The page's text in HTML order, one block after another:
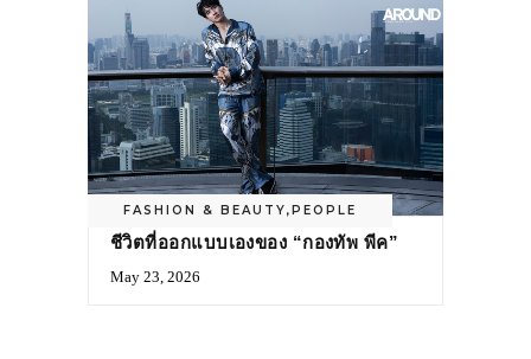
FASHION & BEAUTY, PEOPLE
ชีวิตที่ออกแบบเองของ “กองทัพ พีค”
May 23, 2026